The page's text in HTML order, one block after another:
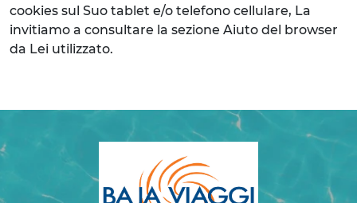
cookies sul Suo tablet e/o telefono cellulare, La
invitiamo a consultare la sezione Aiuto del browser
da Lei utilizzato.